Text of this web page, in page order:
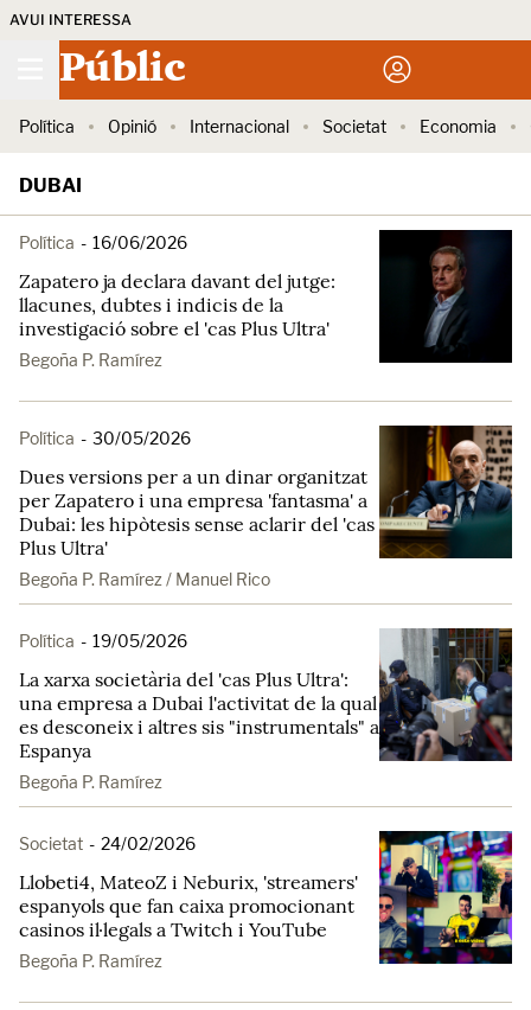
AVUI INTERESSA
Públic
Política Opinió Internacional Societat Economia
DUBAI
Política - 16/06/2026
Zapatero ja declara davant del jutge:
llacunes, dubtes i indicis de la
investigació sobre el 'cas Plus Ultra'
Begoña P. Ramírez
Política - 30/05/2026
Dues versions per a un dinar organitzat
per Zapatero i una empresa 'fantasma' a
Dubai: les hipòtesis sense aclarir del 'cas
Plus Ultra'
Begoña P. Ramírez / Manuel Rico
Política - 19/05/2026
La xarxa societària del 'cas Plus Ultra':
una empresa a Dubai l'activitat de la qual
es desconeix i altres sis "instrumentals" a
Espanya
Begoña P. Ramírez
Societat - 24/02/2026
Llobeti4, MateoZ i Neburix, 'streamers'
espanyols que fan caixa promocionant
casinos il·legals a Twitch i YouTube
Begoña P. Ramírez